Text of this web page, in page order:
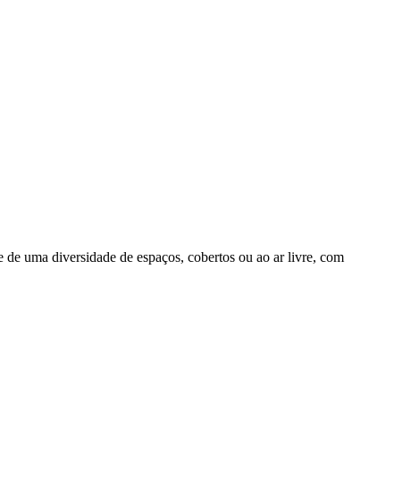
de uma diversidade de espaços, cobertos ou ao ar livre, com